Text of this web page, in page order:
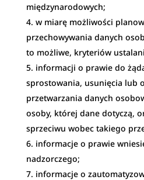
międzynarodowych;
w miarę możliwości
przechowywania danych
to możliwe, kryteriów
informacji o prawie do
sprostowania, usunięcia lub
przetwarzania danych
osoby, której dane dotyczą,
sprzeciwu wobec takiego
informacje o prawie
nadzorczego;
informacje o